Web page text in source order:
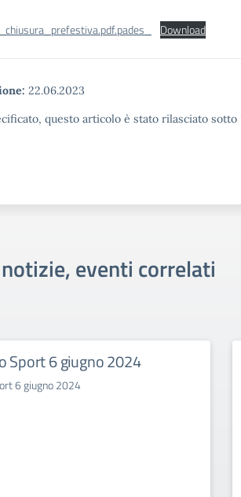
Download
22.06.2023
questo articolo è stato rilasciato
eventi correlati
Sport 6 giugno 2024
6 giugno 2024